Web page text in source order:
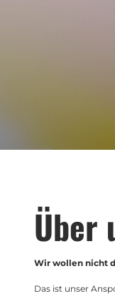
Über
Wir wollen nicht
Das ist unser